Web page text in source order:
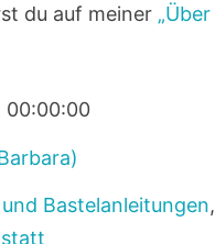
du auf meiner „Über
00:00:00
Bastelanleitungen,